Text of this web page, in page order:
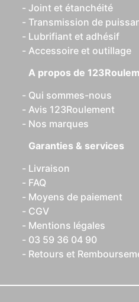
Joint et étanchéité
Transmission de
Lubrifiant et adhésif
Accessoire et outillage
A propos de
Qui sommes-nous
Avis 123Roulement
Nos marques
Garanties & services
Livraison
FAQ
Moyens de paiement
CGV
Mentions légales
03 59 36 04 90
Retours et